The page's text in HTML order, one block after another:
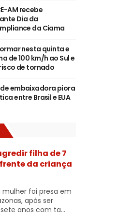
AM recebe
Dia da
da Ciama
nesta quinta e
de 100 km/h ao Sul e
de tornado
embaixadora piora
entre Brasil e EUA
filha de 7
da criança
foi presa em
após ser
anos com ta...